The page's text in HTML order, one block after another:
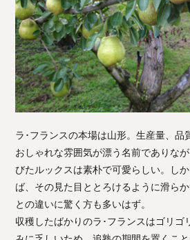
ラ･フランスの本場は山形。生産量、品
おしゃれな雰囲気が漂う名前でありな
びたルックスは素朴で可愛らしい。し
ば、その見た目ととろけるように滑ら
との違いに驚く方も多いはず。
収穫したばかりのラ･フランスはゴリゴ